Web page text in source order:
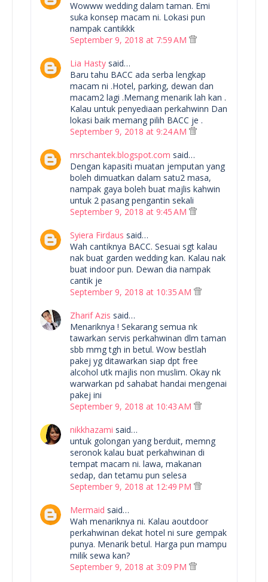
Wowww wedding dalam taman. Emi
suka konsep macam ni. Lokasi pun
nampak cantikkk
September 9, 2018 at 7:59 AM
Lia Hasty said…
Baru tahu BACC ada serba lengkap
macam ni .Hotel, parking, dewan dan
macam2 lagi .Memang menarik lah kan .
Kalau untuk penyediaan perkahwinn Dan
lokasi baik memang pilih BACC je .
September 9, 2018 at 9:24 AM
mrschantek.blogspot.com said…
Dengan kapasiti muatan jemputan yang
boleh dimuatkan dalam satu2 masa,
nampak gaya boleh buat majlis kahwin
untuk 2 pasang pengantin sekali
September 9, 2018 at 9:45 AM
Syiera Firdaus said…
Wah cantiknya BACC. Sesuai sgt kalau
nak buat garden wedding kan. Kalau nak
buat indoor pun. Dewan dia nampak
cantik je
September 9, 2018 at 10:35 AM
Zharif Azis said…
Menariknya ! Sekarang semua nk
tawarkan servis perkahwinan dlm taman
sbb mmg tgh in betul. Wow bestlah
pakej yg ditawarkan siap dpt free
alcohol utk majlis non muslim. Okay nk
warwarkan pd sahabat handai mengenai
pakej ini
September 9, 2018 at 10:43 AM
nikkhazami said…
untuk golongan yang berduit, memng
seronok kalau buat perkahwinan di
tempat macam ni. lawa, makanan
sedap, dan tetamu pun selesa
September 9, 2018 at 12:49 PM
Mermaid said…
Wah menariknya ni. Kalau aoutdoor
perkahwinan dekat hotel ni sure gempak
punya. Menarik betul. Harga pun mampu
milik sewa kan?
September 9, 2018 at 3:09 PM